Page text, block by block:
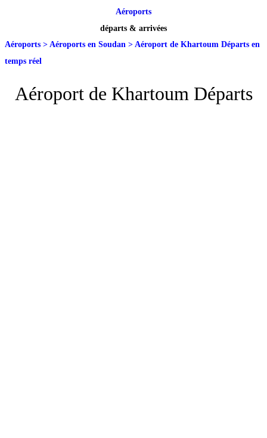
Aéroports
départs & arrivées
Aéroports > Aéroports en Soudan > Aéroport de Khartoum Départs en
temps réel
Aéroport de Khartoum Départs